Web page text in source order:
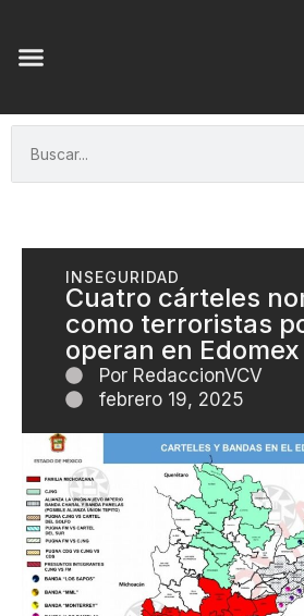
INSEGURIDAD
Cuatro cárteles
como terroristas
operan en Edomex
Por RedaccionVCV
febrero 19, 2025